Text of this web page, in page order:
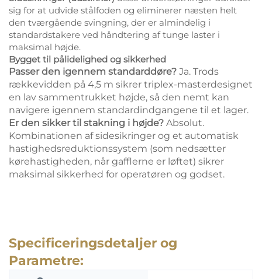
sig for at udvide stålfoden og eliminerer næsten helt
den tværgående svingning, der er almindelig i
standardstakere ved håndtering af tunge laster i
maksimal højde.
Bygget til pålidelighed og sikkerhed
Passer den igennem standarddøre? Ja. Trods
rækkevidden på 4,5 m sikrer triplex-masterdesignet
en lav sammentrukket højde, så den nemt kan
navigere igennem standardindgangene til et lager.
Er den sikker til stakning i højde? Absolut.
Kombinationen af sidesikringer og et automatisk
hastighedsreduktionssystem (som nedsætter
kørehastigheden, når gafflerne er løftet) sikrer
maksimal sikkerhed for operatøren og godset.
Specificeringsdetaljer og
Parametre: